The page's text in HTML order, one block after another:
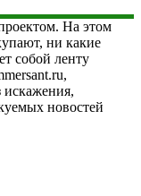
На этом
ни какие
собой ленту
искажения,
новостей